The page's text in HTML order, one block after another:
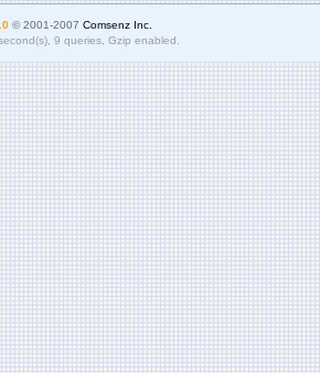
© 2001-2007 Comsenz Inc.
9 queries, Gzip enabled.